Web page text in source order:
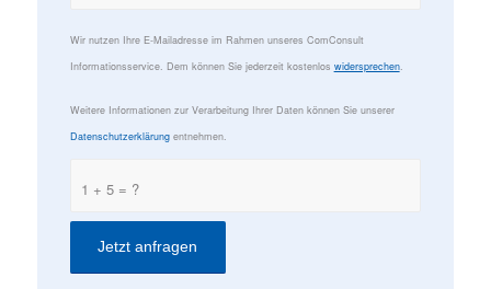
Wir nutzen Ihre E-Mailadresse im Rahmen unseres ComConsult
Informationsservice. Dem können Sie jederzeit kostenlos widersprechen.
Weitere Informationen zur Verarbeitung Ihrer Daten können Sie unserer
Datenschutzerklärungentnehmen.
1 + 5 = ?